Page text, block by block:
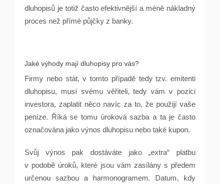
dluhopisů je totiž často efektivnější a méně nákladný
proces než přímé půjčky z banky.
Jaké výhody mají dluhopisy pro vás?
Firmy nebo stát, v tomto případě tedy tzv. emitenti
dluhopisu, musí svému věřiteli, tedy vám v pozici
investora, zaplatit něco navíc za to, že použijí vaše
peníze. Říká se tomu úroková sazba a ta je často
označována jako výnos dluhopisu nebo také kupon.
Svůj výnos pak dostáváte jako „extra“ platbu
v podobě úroků, které jsou vám zasílány s předem
určenou sazbou a harmonogramem. Datum, kdy